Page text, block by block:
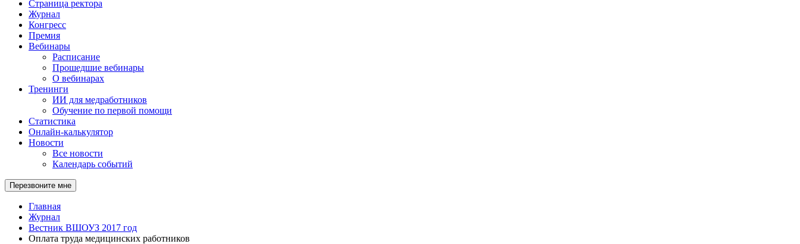
Страница ректора
Журнал
Конгресс
Премия
Вебинары
Расписание
Прошедшие вебинары
О вебинарах
Тренинги
ИИ для медработников
Обучение по первой помощи
Статистика
Онлайн-калькулятор
Новости
Все новости
Календарь событий
Перезвоните мне
Главная
Журнал
Вестник ВШОУЗ 2017 год
Оплата труда медицинских работников